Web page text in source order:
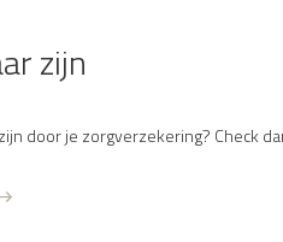
zijn
door je zorgverzekering? Check